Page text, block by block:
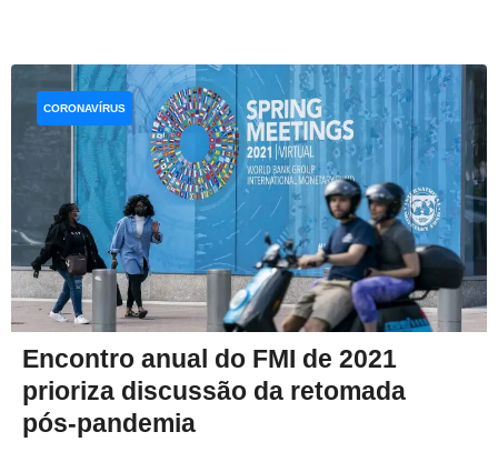
Encontro anual do FMI de 2021
prioriza discussão da retomada
pós-pandemia
CORONAVÍRUS